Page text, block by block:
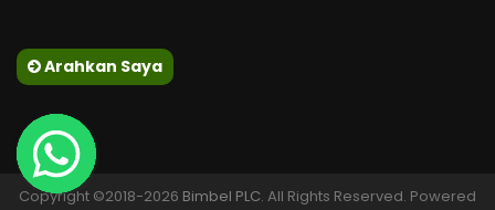
Arahkan Saya
Copyright ©2018-2026 Bimbel PLC. All Rights Reserved. Powered